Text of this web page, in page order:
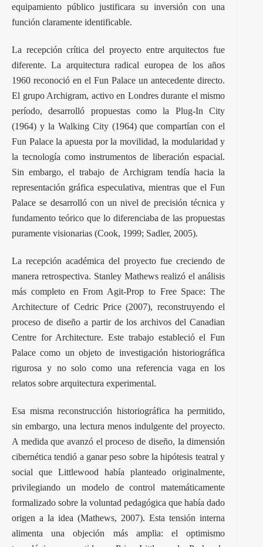
equipamiento público justificara su inversión con una
función claramente identificable.
La recepción crítica del proyecto entre arquitectos fue
diferente. La arquitectura radical europea de los años
1960 reconoció en el Fun Palace un antecedente directo.
El grupo Archigram, activo en Londres durante el mismo
período, desarrolló propuestas como la Plug-In City
(1964) y la Walking City(1964) que compartían con el
Fun Palace la apuesta por la movilidad, la modularidad y
la tecnología como instrumentos de liberación espacial.
Sin embargo, el trabajo de Archigram tendía hacia la
representación gráfica especulativa, mientras que el Fun
Palace se desarrolló con un nivel de precisión técnica y
fundamento teórico que lo diferenciaba de las propuestas
puramente visionarias (Cook, 1999; Sadler, 2005).
La recepción académica del proyecto fue creciendo de
manera retrospectiva. Stanley Mathews realizó el análisis
más completo en From Agit-Prop to Free Space: The
Architecture of Cedric Price (2007), reconstruyendo el
proceso de diseño a partir de los archivos del Canadian
Centre for Architecture. Este trabajo estableció el Fun
Palace como un objeto de investigación historiográfica
rigurosa y no solo como una referencia vaga en los
relatos sobre arquitectura experimental.
Esa misma reconstrucción historiográfica ha permitido,
sin embargo, una lectura menos indulgente del proyecto.
A medida que avanzó el proceso de diseño, la dimensión
cibernética tendió a ganar peso sobre la hipótesis teatral y
social que Littlewood había planteado originalmente,
privilegiando un modelo de control matemáticamente
formalizado sobre la voluntad pedagógica que había dado
origen a la idea (Mathews, 2007). Esta tensión interna
alimenta una objeción más amplia: el optimismo